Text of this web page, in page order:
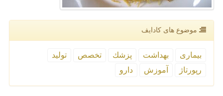
موضوع های كادایف
بیماری بهداشت پزشك تخصص
تولید
رپورتاژ
آموزش دارو